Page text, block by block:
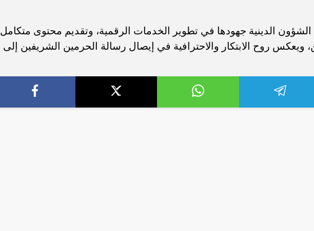
الدينية جهودها في تطوير الخدمات الرقمية، وتقديم محتوى متكامل
ويعكس روح الابتكار والاحترافية في إيصال رسالة الحرمين الشريفين إلى